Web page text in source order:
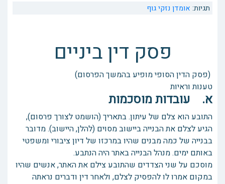
תגיות: אומדן נזקי גוף
פסק דין ביניים
(פסק הדין הסופי מופיע בהמשך הפרסום)
טענות וראיות
א. עובדות מוסכמות
התובע הוא צלם של עיתון. בתאריך (הושמט לצורך פרסום),
הגיע לצלם את הבנייה ביישוב מסוים (להלן, היישוב). מדובר
בבנייה של כמה מבנים שהיו במרכזו של דיון ציבורי ומשפטי
באותם ימים. מנהל הבנייה באתר היה הנתבע.
מוסכם על שני הצדדים שהתובע צילם את האתר, אנשים שהיו
במקום אמרו לו להפסיק לצלם, ולאחר דין ודברים נראתה